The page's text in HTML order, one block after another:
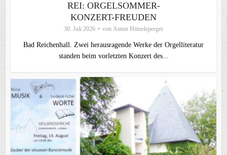
REI: ORGELSOMMER-
KONZERT-FREUDEN
30. Juli 2026 von Anton Hötzelsperger
Bad Reichenhall. Zwei herausragende Werke der Orgelliteratur
standen beim vorletzten Konzert des...